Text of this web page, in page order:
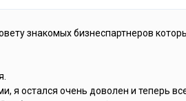
знакомых бизнеспартнеров
я остался очень доволен и теперь